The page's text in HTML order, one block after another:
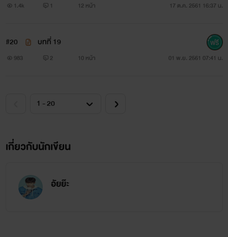
1.4k 1 12 หน้า 17 ต.ค. 2561 16:37 น.
#20 บทที่ 19
983 2 10 หน้า 01 พ.ย. 2561 07:41 น.
เกี่ยวกับนักเขียน
อัยย๊ะ